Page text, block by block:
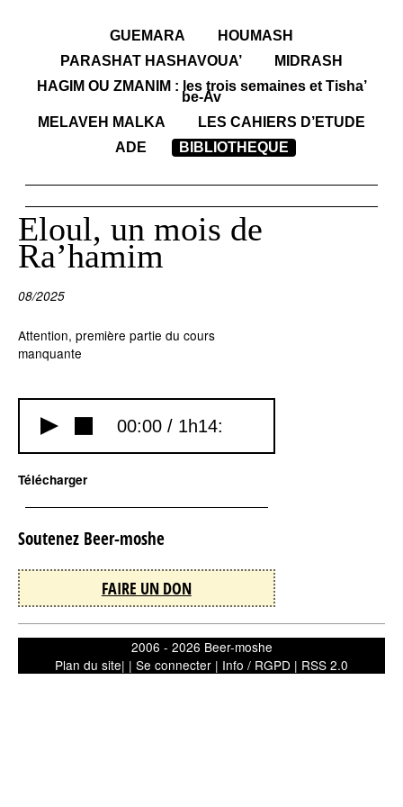
GUEMARA
HOUMASH
PARASHAT HASHAVOUA’
MIDRASH
HAGIM OU ZMANIM : les trois semaines et Tisha’
be-Av
MELAVEH MALKA
LES CAHIERS D’ETUDE
ADE
BIBLIOTHEQUE
Eloul, un mois de
Ra’hamim
08/2025
Attention, première partie du cours
manquante
00:00 / 1h14:
Télécharger
Soutenez Beer-moshe
FAIRE UN DON
2006 - 2026 Beer-moshe
Plan du site| | Se connecter | Info / RGPD | RSS 2.0